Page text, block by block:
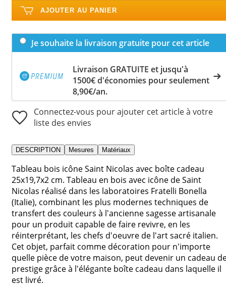
AJOUTER AU PANIER
Je souhaite la livraison gratuite pour cet article
Livraison GRATUITE et jusqu'à
1500€ d'économies pour seulement
8,90€/an.
Connectez-vous pour ajouter cet article à votre
liste des envies
DESCRIPTION Mesures Matériaux
Tableau bois icône Saint Nicolas avec boîte cadeau
25x19,7x2 cm. Tableau en bois avec icône de Saint
Nicolas réalisé dans les laboratoires Fratelli Bonella
(Italie), combinant les plus modernes techniques de
transfert des couleurs à l'ancienne sagesse artisanale
pour un produit capable de faire revivre, en les
réinterprétant, les chefs d'oeuvre de l'art sacré italien.
Cet objet, parfait comme décoration pour n'importe
quelle pièce de votre maison, peut devenir un cadeau
prestige grâce à l'élégante boîte cadeau dans laquelle il
est livré.